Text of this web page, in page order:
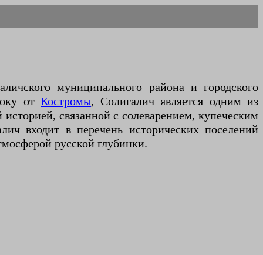
муниципального района и городского
от Костромы, Солигалич является одним из
связанной с солеварением, купеческим
входит в перечень исторических поселений
русской глубинки.